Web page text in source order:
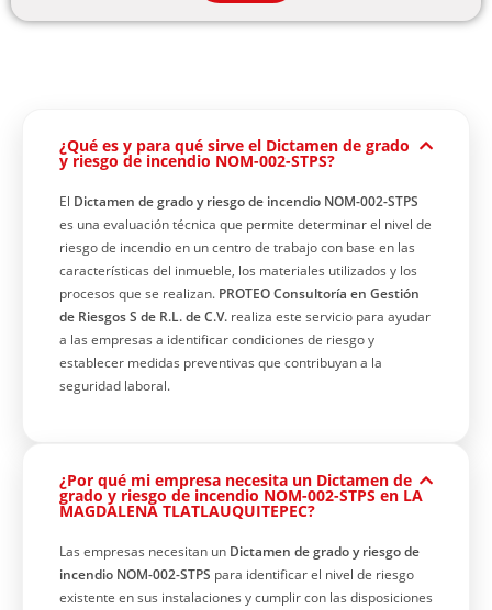
¿Qué es y para qué sirve el Dictamen de grado
y riesgo de incendio NOM-002-STPS?
El Dictamen de grado y riesgo de incendio NOM-002-STPS
es una evaluación técnica que permite determinar el nivel de
riesgo de incendio en un centro de trabajo con base en las
características del inmueble, los materiales utilizados y los
procesos que se realizan. PROTEO Consultoría en Gestión
de Riesgos S de R.L. de C.V. realiza este servicio para ayudar
a las empresas a identificar condiciones de riesgo y
establecer medidas preventivas que contribuyan a la
seguridad laboral.
¿Por qué mi empresa necesita un Dictamen de
grado y riesgo de incendio NOM-002-STPS en LA
MAGDALENA TLATLAUQUITEPEC?
Las empresas necesitan un Dictamen de grado y riesgo de
incendio NOM-002-STPS para identificar el nivel de riesgo
existente en sus instalaciones y cumplir con las disposiciones